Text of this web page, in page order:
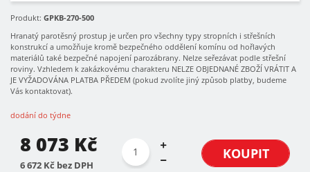
Produkt: GPKB-270-500
Hranatý parotěsný prostup je určen pro všechny typy stropních i střešních
konstrukcí a umožňuje kromě bezpečného oddělení komínu od hořlavých
materiálů také bezpečné napojení parozábrany. Nelze seřezávat podle střešní
roviny. Vzhledem k zakázkovému charakteru NELZE OBJEDNANÉ ZBOŽÍ VRÁTIT A
JE VYŽADOVÁNA PLATBA PŘEDEM (pokud zvolíte jiný způsob platby, budeme
Vás kontaktovat).
dodání do týdne
8 073 Kč
6 672 Kč bez DPH
KOUPIT